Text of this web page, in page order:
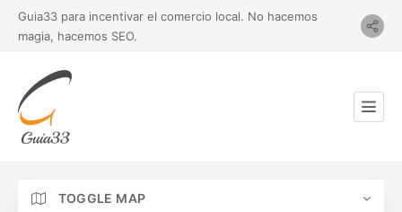
Guia33 para incentivar el comercio local. No hacemos
magia, hacemos SEO.
TOGGLE MAP